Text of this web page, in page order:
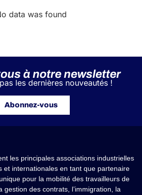
data was found
à notre newsletter
les dernières nouveautés !
Abonnez-vous
les principales associations industrielles
et internationales en tant que partenaire
pour la mobilité des travailleurs de
gestion des contrats, l’immigration, la